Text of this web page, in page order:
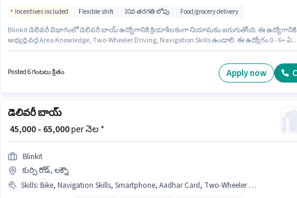
Incentives included Flexible shift 10వ తరగతి లోపు Food/grocery delivery
Blinkit డెలివరీ విభాగంలో డెలివరీ బాయ్ ఉద్యోగానికి క్రియాశీలకంగా నియామకం జరుగుతోంది. ఈ ఉద్యోగానికి
అభ్యర్థి వద్ద Area Knowledge, Two-Wheeler Driving, Navigation Skills ఉండాలి. ఈ ఉద్యోగం 0 - 6+
ఇప్పించబడతాయి. ఈ ఖాళీ చంద్రలోక్, లక్నౌ లో ఉంది. ఈ ఉద్యోగానికి ముఖ్యమైన డాక్యుమెంట్లు PAN Card,
Posted 6 గంటలు క్రితం Apply now
డెలివరీ బాయ్
₹ 45,000 - 65,000per నెల *
Blinkit
కుర్సి రోడ్, లక్నౌ
Skills: Bike, Navigation Skills, Smartphone, Aadhar Card, Two-Wheeler Driving, PAN Card, Bank Account, Area Knowledge